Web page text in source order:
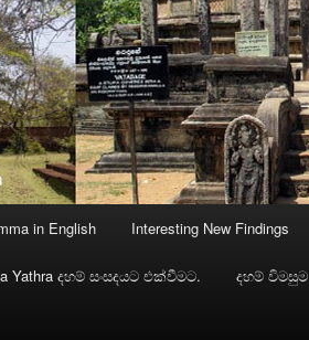
in English Interesting New Findings
Yathra දහම් සංසදයට එක්වීමට. දහම් විමසුම